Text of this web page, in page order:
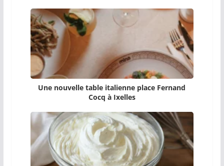
Une nouvelle table italienne place Fernand
Cocq à Ixelles